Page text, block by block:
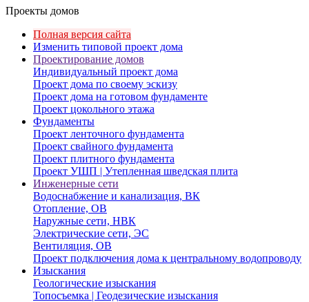
Проекты домов
Полная версия сайта
Изменить типовой проект дома
Проектирование домов
Индивидуальный проект дома
Проект дома по своему эскизу
Проект дома на готовом фундаменте
Проект цокольного этажа
Фундаменты
Проект ленточного фундамента
Проект свайного фундамента
Проект плитного фундамента
Проект УШП | Утепленная шведская плита
Инженерные сети
Водоснабжение и канализация, ВК
Отопление, ОВ
Наружные сети, НВК
Электрические сети, ЭС
Вентиляция, ОВ
Проект подключения дома к центральному водопроводу
Изыскания
Геологические изыскания
Топосъемка | Геодезические изыскания